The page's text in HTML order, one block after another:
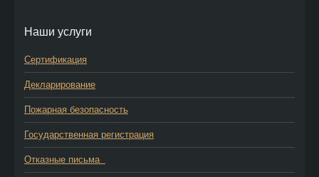
Наши услуги
Сертификация
Декларирование
Пожарная безопасность
Государственная регистрация
Отказные письма